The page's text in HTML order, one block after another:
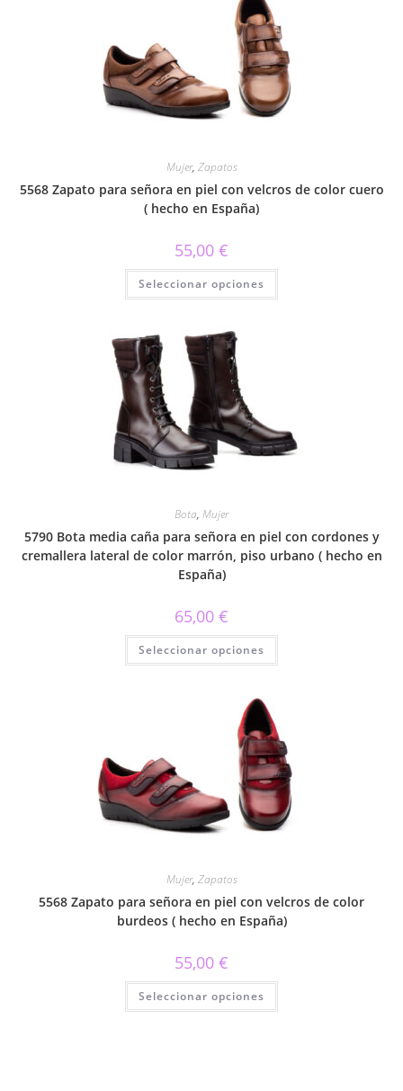
Mujer, Zapatos
5568 Zapato para señora en piel con velcros de color cuero
( hecho en España)
55,00 €
Seleccionar opciones
Este
tiene
de
producto
Bota, Mujer
5790 Bota media caña para señora en piel con cordones y
cremallera lateral de color marrón, piso urbano ( hecho en
España)
65,00 €
Seleccionar opciones
Este
tiene
se
pueden
elegir
en
la
página
de
producto
Mujer, Zapatos
5568 Zapato para señora en piel con velcros de color
burdeos ( hecho en España)
55,00 €
Seleccionar opciones
Este
tiene